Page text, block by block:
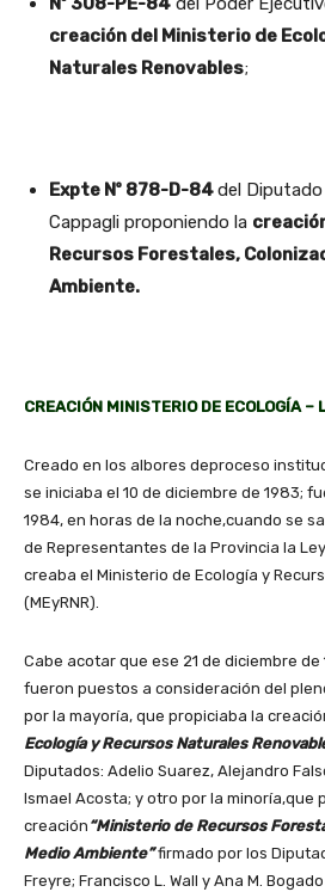
creación del Ministerio de
Naturales Renovables;
Expte Nº 878-D-84del Diputado
Cappagli proponiendo la
Recursos Forestales,
Ambiente.
CREACIÓN MINISTERIO DE ECOLOGÍA –
Creado en los albores deproceso
se iniciaba el 10 de diciembre de 1983;
1984, en horas de la noche,cuando se
de Representantes de la Provincia la
creaba el Ministerio de Ecología y
(MEyRNR).
Cabe acotar que ese 21 de diciembre de
fueron puestos a consideración del
por la mayoría, que propiciaba la
Ecología y Recursos Naturales
Diputados: Adelio Suarez, Alejandro
Ismael Acosta; y otro por la minoría,que
creación “Ministerio de Recursos
Medio Ambiente”firmado por los
Freyre; Francisco L. Wall y Ana M.